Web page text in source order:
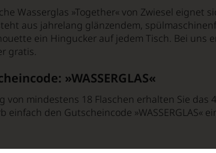
Wasserglas »Together« von Zwiesel eignet
aus jahrelang glänzendem,
ein Hingucker auf jedem Tisch. Bei uns
gratis.
»WASSERGLAS«
von mindestens 18 Flaschen erhalten Sie das
einfach den Gutscheincode »WASSERGLAS«